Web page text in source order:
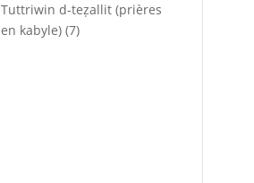
Tuttriwin d-teẓallit (prières
en kabyle) (7)